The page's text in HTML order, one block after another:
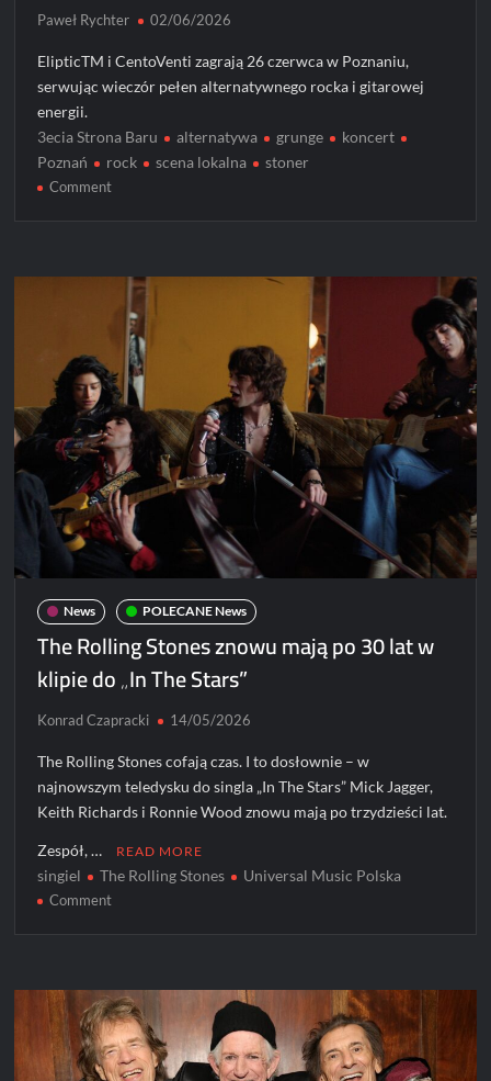
Paweł Rychter 02/06/2026
ElipticTM i CentoVenti zagrają 26 czerwca w Poznaniu,
serwując wieczór pełen alternatywnego rocka i gitarowej
energii.
3ecia Strona Baru
alternatywa grunge
koncert
Poznań
rock scena lokalna stoner
Commenton
zagrają
Poznaniu
News POLECANE News
The Rolling Stones znowu mają po 30 lat w
klipie do „In The Stars”
Konrad Czapracki 14/05/2026
The Rolling Stones cofają czas. I to dosłownie – w
najnowszym teledysku do singla „In The Stars” Mick Jagger,
Keith Richards i Ronnie Wood znowu mają po trzydzieści lat.
Zespół, … READ MORE
singiel The Rolling Stones Universal Music Polska
Commenton
znowu
mają
po
30